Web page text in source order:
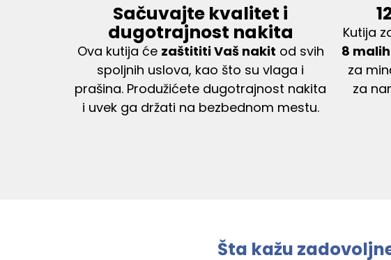
Sačuvajte kvalitet i
dugotrajnost nakita
Ova kutija će zaštititi Vaš nakit od svih
spoljnih uslova, kao što su vlaga i
prašina. Produžićete dugotrajnost nakita
i uvek ga držati na bezbednom mestu.
Kutija
8
za
za
Šta kažu